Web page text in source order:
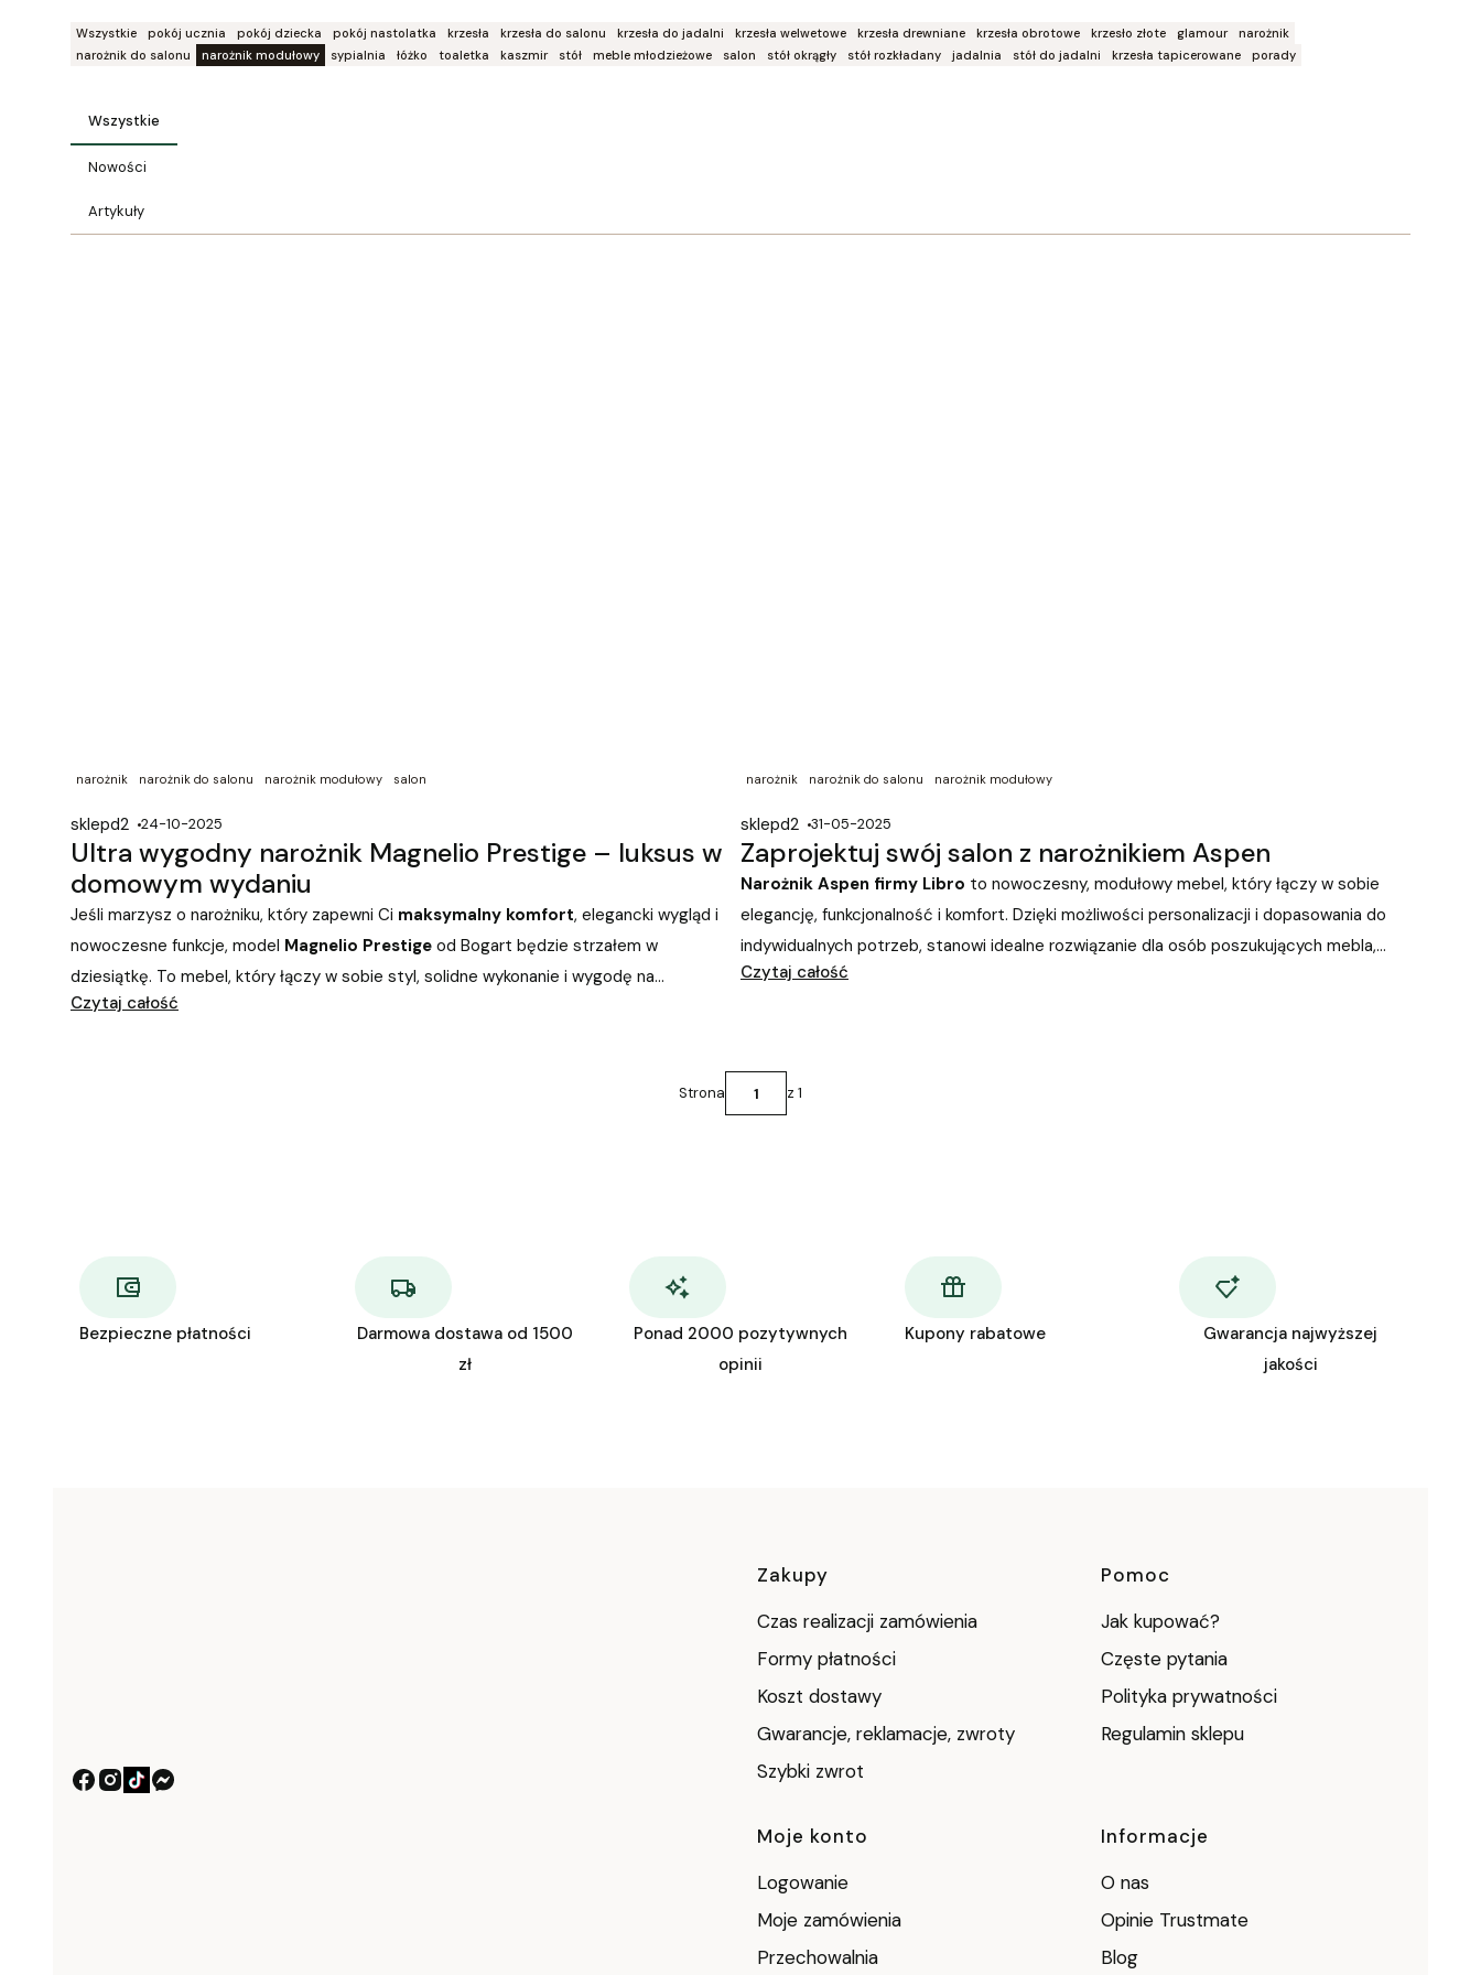
Wszystkie pokój ucznia pokój dziecka pokój nastolatka krzesła krzesła do salonu krzesła do jadalni krzesła welwetowe krzesła drewniane krzesła obrotowe krzesło złote glamour
narożnik
narożnik do salonu
narożnik modułowy sypialnia łóżko toaletka kaszmir stół meble młodzieżowe salon stół okrągły stół rozkładany jadalnia stół do jadalni krzesła tapicerowane porady
Wszystkie
Nowości
Artykuły
narożnik narożnik do salonu narożnik modułowy salon
sklepd2 24-10-2025
Ultra wygodny narożnik Magnelio Prestige – luksus w
domowym wydaniu
Jeśli marzysz o narożniku, który zapewni Ci maksymalny komfort, elegancki wygląd i
nowoczesne funkcje, model Magnelio Prestige od Bogart będzie strzałem w
dziesiątkę. To mebel, który łączy w sobie styl, solidne wykonanie i wygodę na
najwyższym poziomie.
Czytaj całość
narożnik narożnik do salonu narożnik modułowy
sklepd2 31-05-2025
Zaprojektuj swój salon z narożnikiem Aspen
Narożnik Aspen firmy Libro to nowoczesny, modułowy mebel, który łączy w sobie
elegancję, funkcjonalność i komfort. Dzięki możliwości personalizacji i dopasowania do
indywidualnych potrzeb, stanowi idealne rozwiązanie dla osób poszukujących mebla,
który sprosta różnorodnym wymaganiom.
Czytaj całość
Strona z 1
Bezpieczne płatności
Darmowa dostawa od 1500
zł
Ponad 2000 pozytywnych
opinii
Kupony rabatowe
Gwarancja najwyższej
jakości
Linki w stopce
Zakupy
Czas realizacji zamówienia
Formy płatności
Koszt dostawy
Gwarancje, reklamacje, zwroty
Szybki zwrot
Pomoc
Jak kupować?
Częste pytania
Polityka prywatności
Regulamin sklepu
Moje konto
Logowanie
Moje zamówienia
Przechowalnia
Informacje
O nas
Opinie Trustmate
Blog